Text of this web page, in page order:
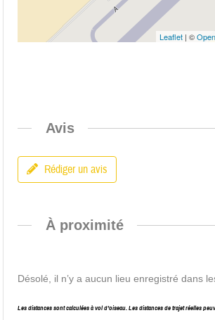
Leaflet| ©
Avis
Rédiger un avis
À proximité
Désolé, il n’y a aucun lieu enregistré dans
Les distances sont calculées à vol d’oiseau. Les distances de trajet réelles